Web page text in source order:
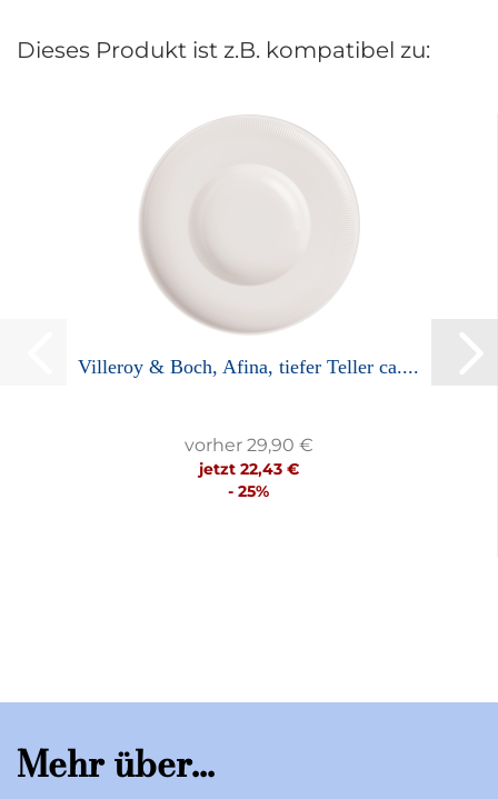
Dieses Produkt ist z.B. kompatibel zu:
Villeroy & Boch, Afina, tiefer Teller ca....
vorher 29,90 €
jetzt 22,43 €
- 25%
Mehr über...